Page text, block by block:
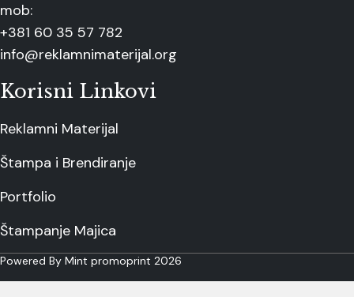
mob:
+381 60 35 57 782
info@reklamnimaterijal.org
Korisni Linkovi
Reklamni Materijal
Štampa i Brendiranje
Portfolio
Štampanje Majica
Powered By Mint promoprint 2026